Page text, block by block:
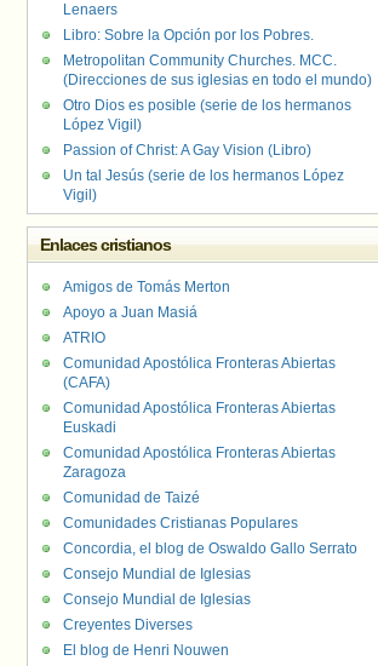
Lenaers
Libro: Sobre la Opción por los Pobres.
Metropolitan Community Churches. MCC.
(Direcciones de sus iglesias en todo el mundo)
Otro Dios es posible (serie de los hermanos
López Vigil)
Passion of Christ: A Gay Vision (Libro)
Un tal Jesús (serie de los hermanos López
Vigil)
Enlaces cristianos
Amigos de Tomás Merton
Apoyo a Juan Masiá
ATRIO
Comunidad Apostólica Fronteras Abiertas
(CAFA)
Comunidad Apostólica Fronteras Abiertas
Euskadi
Comunidad Apostólica Fronteras Abiertas
Zaragoza
Comunidad de Taizé
Comunidades Cristianas Populares
Concordia, el blog de Oswaldo Gallo Serrato
Consejo Mundial de Iglesias
Consejo Mundial de Iglesias
Creyentes Diverses
El blog de Henri Nouwen